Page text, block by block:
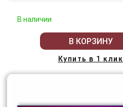
В наличии
В КОРЗИНУ
Купить в 1 клик